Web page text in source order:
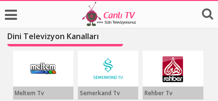
Dini Televizyon Kanalları
Meltem Tv Semerkand Tv Rehber Tv